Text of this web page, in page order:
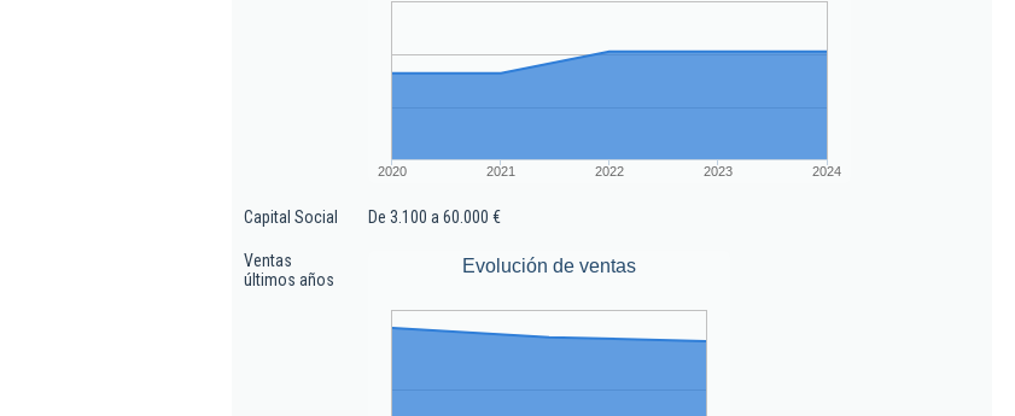
2020 2021 2022 2023 2024
Capital Social De 3.100 a 60.000 €
Ventas
últimos años
Evolución de ventas